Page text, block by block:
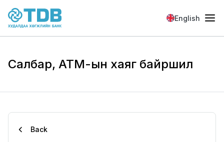
Skip to main content
English
Салбар, АТМ-ын хаяг байршил
Back